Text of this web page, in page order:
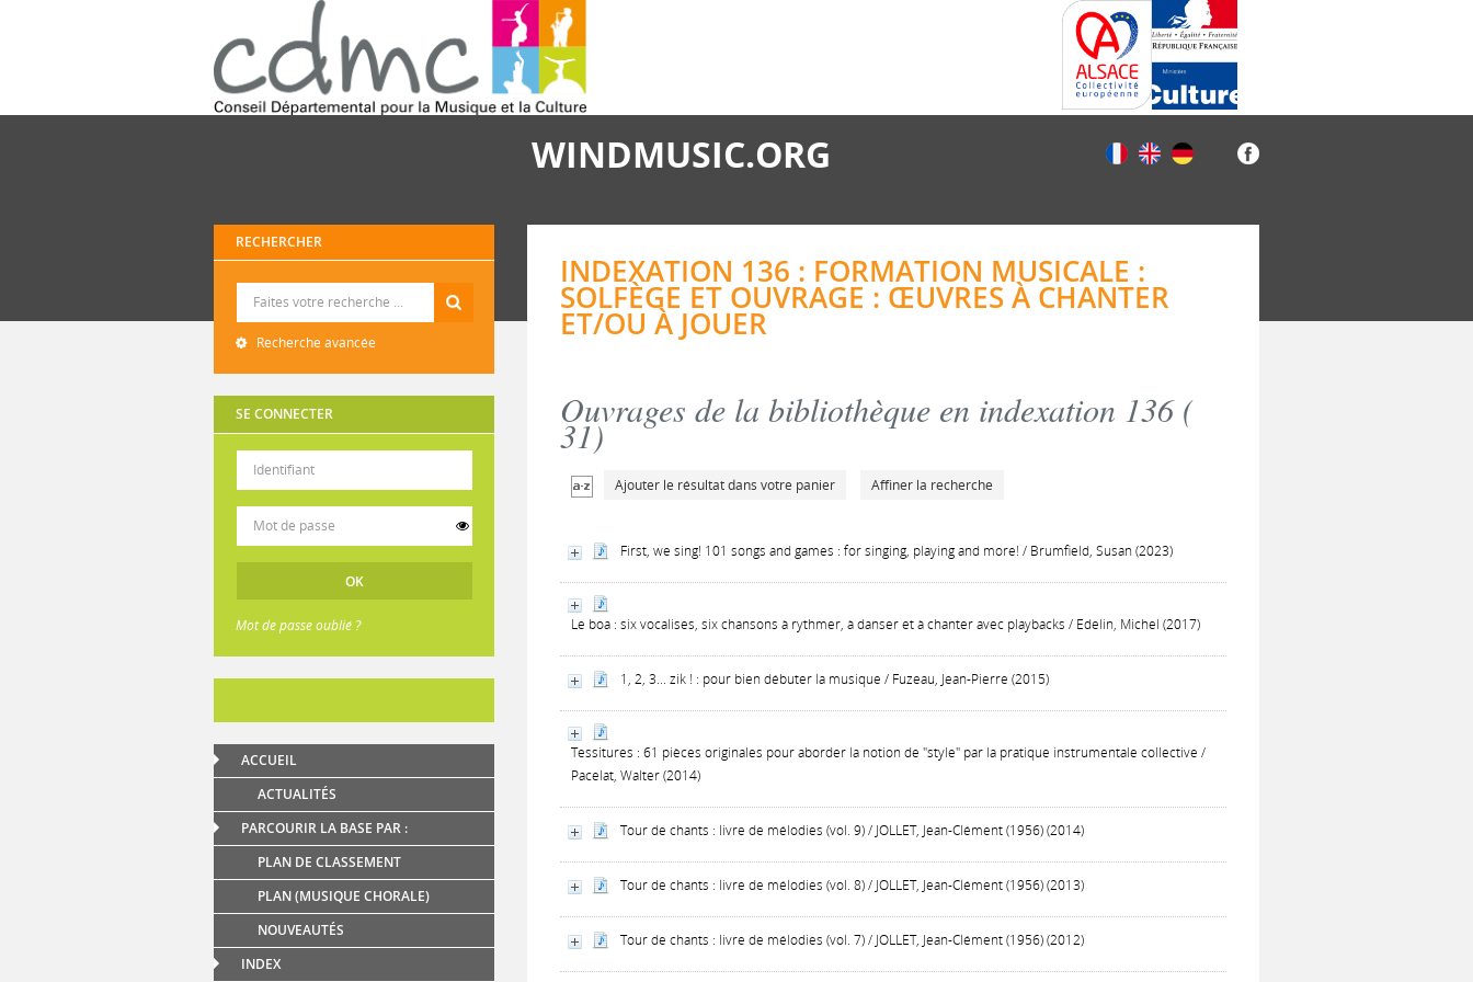
WINDMUSIC.ORG
RECHERCHER
Recherche avancée
SE CONNECTER
Mot de passe oublié ?
ACCUEIL
ACTUALITÉS
PARCOURIR LA BASE PAR :
PLAN DE CLASSEMENT
PLAN (MUSIQUE CHORALE)
NOUVEAUTÉS
INDEX
INDEXATION 136 : FORMATION MUSICALE :
SOLFÈGE ET OUVRAGE : ŒUVRES À CHANTER
ET/OU À JOUER
Ouvrages de la bibliothèque en indexation 136 (
31)
Ajouter le résultat dans votre panier Affiner la recherche
First, we sing! 101 songs and games : for singing, playing and more! / Brumfield, Susan (2023)
Le boa : six vocalises, six chansons à rythmer, à danser et à chanter avec playbacks / Edelin, Michel (2017)
1, 2, 3... zik ! : pour bien débuter la musique / Fuzeau, Jean-Pierre (2015)
Tessitures : 61 pièces originales pour aborder la notion de "style" par la pratique instrumentale collective /
Pacelat, Walter (2014)
Tour de chants : livre de mélodies (vol. 9) / JOLLET, Jean-Clément (1956) (2014)
Tour de chants : livre de mélodies (vol. 8) / JOLLET, Jean-Clément (1956) (2013)
Tour de chants : livre de mélodies (vol. 7) / JOLLET, Jean-Clément (1956) (2012)